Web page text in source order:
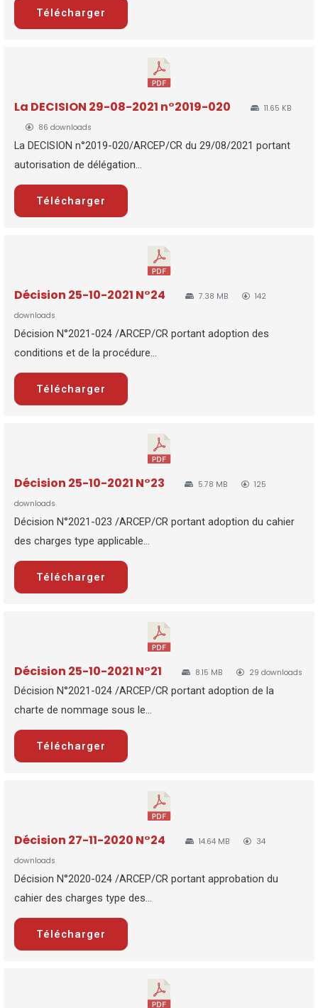
Télécharger
La DECISION 29-08-2021 n°2019-020
11.65 KB
86 downloads
La DECISION n°2019-020/ARCEP/CR du 29/08/2021 portant
autorisation de délégation...
Télécharger
Décision 25-10-2021 N°24 7.38 MB
142
downloads
Décision N°2021-024 /ARCEP/CR portant adoption des
conditions et de la procédure...
Télécharger
Décision 25-10-2021 N°23 5.78 MB
125
downloads
Décision N°2021-023 /ARCEP/CR portant adoption du cahier
des charges type applicable...
Télécharger
Décision 25-10-2021 N°21 8.15 MB 29 downloads
Décision N°2021-024 /ARCEP/CR portant adoption de la
charte de nommage sous le...
Télécharger
Décision 27-11-2020 N°24 14.64 MB
34
downloads
Décision N°2020-024 /ARCEP/CR portant approbation du
cahier des charges type des...
Télécharger